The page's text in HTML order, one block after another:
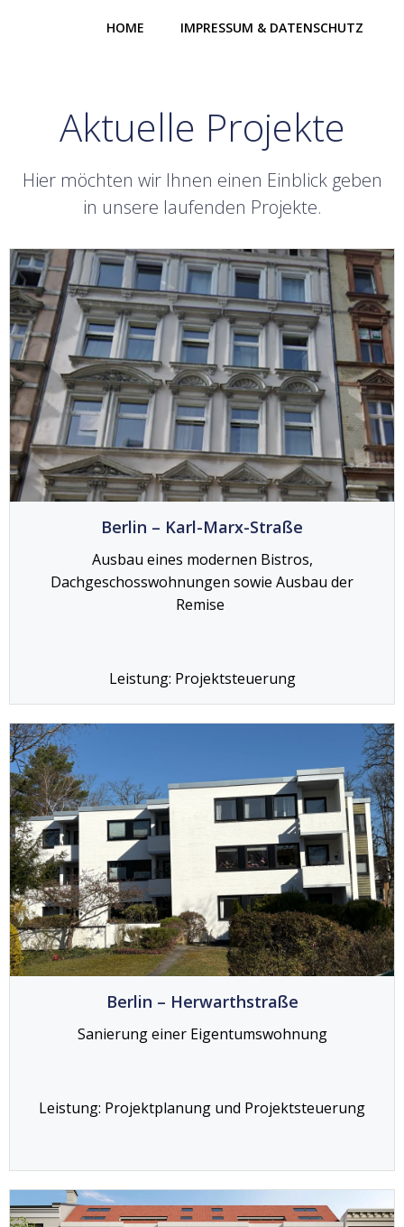
Inhalt
HOME IMPRESSUM & DATENSCHUTZ
Aktuelle Projekte
Hier möchten wir Ihnen einen Einblick geben
in unsere laufenden Projekte.
Berlin – Karl-Marx-Straße
Ausbau eines modernen Bistros,
Dachgeschosswohnungen sowie Ausbau der
Remise
Leistung: Projektsteuerung
Berlin – Herwarthstraße
Sanierung einer Eigentumswohnung
Leistung: Projektplanung und Projektsteuerung